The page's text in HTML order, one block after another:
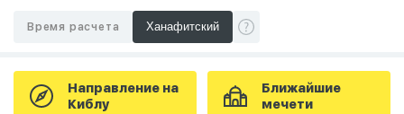
Время расчета
Направление на
Киблу
Ближайшие
мечети